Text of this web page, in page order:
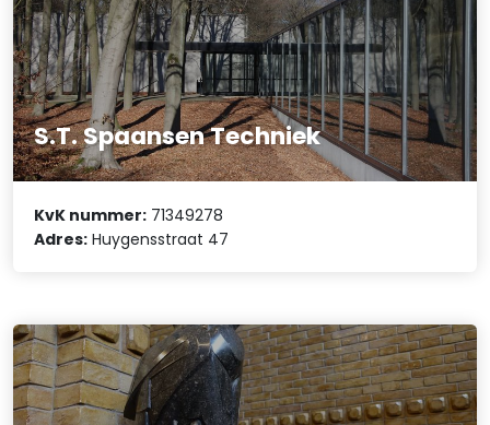
S.T. Spaansen Techniek
KvK nummer: 71349278
Adres: Huygensstraat 47